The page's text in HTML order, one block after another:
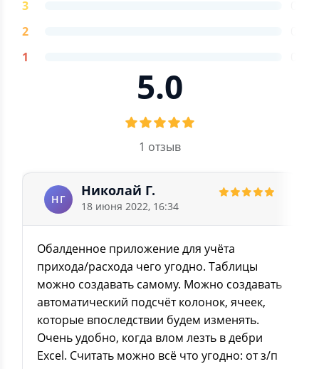
3
2
1
5.0
1 отзыв
НГ
Николай Г.
18 июня 2022, 16:34
Обалденное приложение для учёта
прихода/расхода чего угодно. Таблицы
можно создавать самому. Можно создавать
автоматический подсчёт колонок, ячеек,
которые впоследствии будем изменять.
Очень удобно, когда влом лезть в дебри
Excel. Считать можно всё что угодно: от з/п